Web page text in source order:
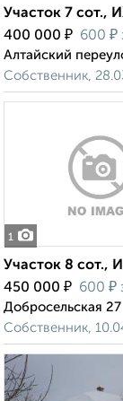
Участок 7 сот.,
400 000 ₽ 600 ₽
Алтайский
Собственник,
1
Участок 8 сот.,
450 000 ₽ 600 ₽
Добросельская 27
Собственник,